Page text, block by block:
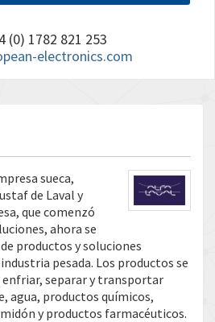
(0) 1782 821 253
electronics.com
sueca,
de Laval y
que comenzó
ahora se
productos y soluciones
pesada. Los productos se
separar y transportar
agua, productos químicos,
y productos farmacéuticos.